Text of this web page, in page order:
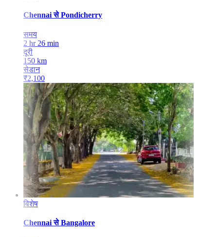
Chennai से Pondicherry
समय
2 hr 26 min
दूरी
150 km
सेडान
₹2,100
विशेष
Chennai से Bangalore